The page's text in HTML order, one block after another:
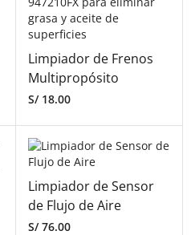
Limpiador de Frenos
Multipropósito
S/18.00
Limpiador de Sensor
de Flujo de Aire
S/76.00